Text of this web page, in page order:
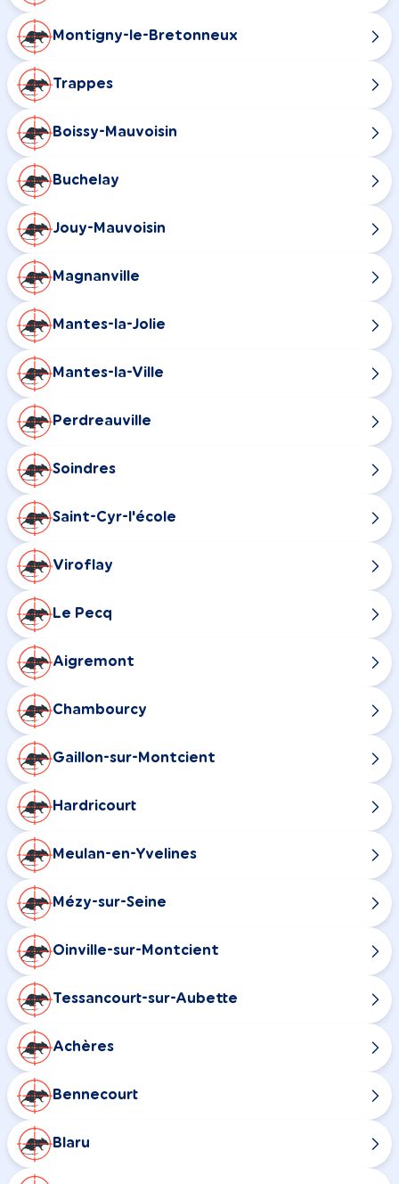
Montigny-le-Bretonneux
Trappes
Boissy-Mauvoisin
Buchelay
Jouy-Mauvoisin
Magnanville
Mantes-la-Jolie
Mantes-la-Ville
Perdreauville
Soindres
Saint-Cyr-l'école
Viroflay
Le Pecq
Aigremont
Chambourcy
Gaillon-sur-Montcient
Hardricourt
Meulan-en-Yvelines
Mézy-sur-Seine
Oinville-sur-Montcient
Tessancourt-sur-Aubette
Achères
Bennecourt
Blaru